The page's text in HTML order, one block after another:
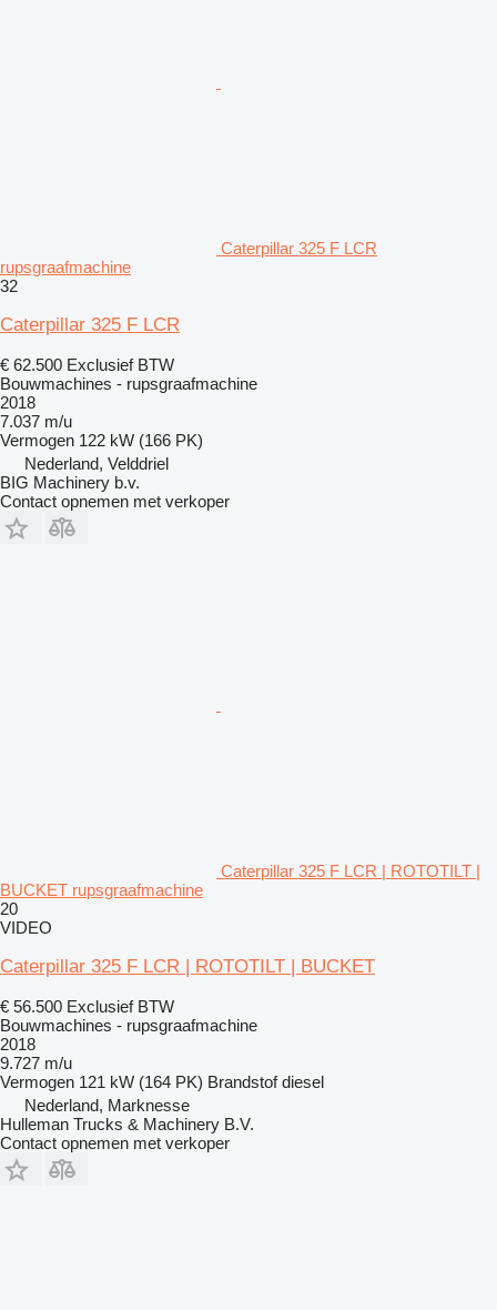
Caterpillar 325 F LCR
rupsgraafmachine
32
Caterpillar 325 F LCR
€ 62.500 Exclusief BTW
Bouwmachines - rupsgraafmachine
2018
7.037 m/u
Vermogen 122 kW (166 PK)
Nederland, Velddriel
BIG Machinery b.v.
Contact opnemen met verkoper
Caterpillar 325 F LCR | ROTOTILT |
BUCKET rupsgraafmachine
20
VIDEO
Caterpillar 325 F LCR | ROTOTILT | BUCKET
€ 56.500 Exclusief BTW
Bouwmachines - rupsgraafmachine
2018
9.727 m/u
Vermogen 121 kW (164 PK) Brandstof diesel
Nederland, Marknesse
Hulleman Trucks & Machinery B.V.
Contact opnemen met verkoper